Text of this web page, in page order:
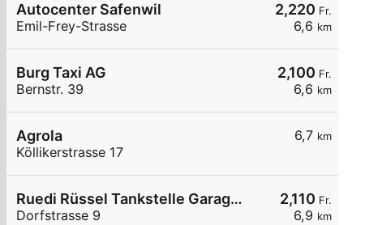
2,220 Fr.
6,6 km
Autocenter Safenwil
Emil-Frey-Strasse
2,100 Fr.
6,6 km
Burg Taxi AG
Bernstr. 39
6,7 km
Agrola
Köllikerstrasse 17
2,110 Fr.
6,9 km
Ruedi Rüssel Tankstelle Garage Frei AG
Dorfstrasse 9